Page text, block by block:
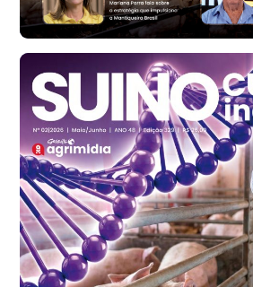
R$ 147,87
cx
Frango - Indicador
SP
R$ 7,13
kg
Frango - Indicador
SP
R$ 7,15
kg
Trigo Atacado - Regional
PR